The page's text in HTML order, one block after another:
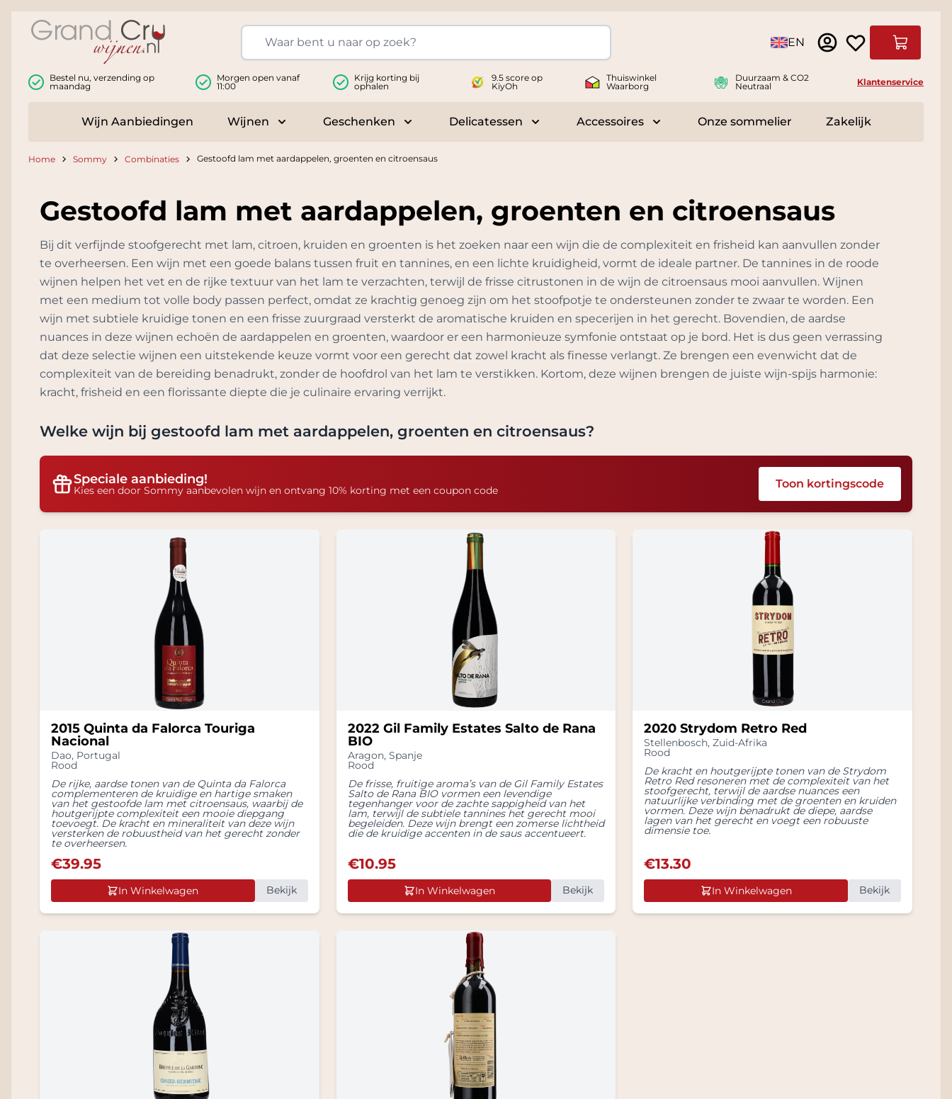
Taal EN
Bestel nu, verzending op
maandag
Morgen open vanaf
11:00
Krijg korting bij
ophalen
9.5 score op
KiyOh
Thuiswinkel
Waarborg
Duurzaam & CO2
Neutraal
Klantenservice
Wijn Aanbiedingen Wijnen
Toggle submenu for Wijnen
Geschenken
Toggle submenu for Geschenken
Delicatessen
Toggle submenu for Delicatessen
Accessoires
Toggle submenu for Accessoires
Onze sommelier Zakelijk
Home Sommy Combinaties Gestoofd lam met aardappelen, groenten en citroensaus
Gestoofd lam met aardappelen, groenten en citroensaus
Bij dit verfijnde stoofgerecht met lam, citroen, kruiden en groenten is het zoeken naar een wijn die de complexiteit en frisheid kan aanvullen zonder
te overheersen. Een wijn met een goede balans tussen fruit en tannines, en een lichte kruidigheid, vormt de ideale partner. De tannines in de roode
wijnen helpen het vet en de rijke textuur van het lam te verzachten, terwijl de frisse citrustonen in de wijn de citroensaus mooi aanvullen. Wijnen
met een medium tot volle body passen perfect, omdat ze krachtig genoeg zijn om het stoofpotje te ondersteunen zonder te zwaar te worden. Een
wijn met subtiele kruidige tonen en een frisse zuurgraad versterkt de aromatische kruiden en specerijen in het gerecht. Bovendien, de aardse
nuances in deze wijnen echoën de aardappelen en groenten, waardoor er een harmonieuze symfonie ontstaat op je bord. Het is dus geen verrassing
dat deze selectie wijnen een uitstekende keuze vormt voor een gerecht dat zowel kracht als finesse verlangt. Ze brengen een evenwicht dat de
complexiteit van de bereiding benadrukt, zonder de hoofdrol van het lam te verstikken. Kortom, deze wijnen brengen de juiste wijn-spijs harmonie:
kracht, frisheid en een florissante diepte die je culinaire ervaring verrijkt.
Welke wijn bij gestoofd lam met aardappelen, groenten en citroensaus?
Speciale aanbieding!
Kies een door Sommy aanbevolen wijn en ontvang 10% korting met een coupon code Toon kortingscode
2015 Quinta da Falorca Touriga
Nacional
Dao, Portugal
Rood
De rijke, aardse tonen van de Quinta da Falorca
complementeren de kruidige en hartige smaken
van het gestoofde lam met citroensaus, waarbij de
houtgerijpte complexiteit een mooie diepgang
toevoegt. De kracht en mineraliteit van deze wijn
versterken de robuustheid van het gerecht zonder
te overheersen.
€39.95
In Winkelwagen Bekijk
2022 Gil Family Estates Salto de Rana
BIO
Aragon, Spanje
Rood
De frisse, fruitige aroma’s van de Gil Family Estates
Salto de Rana BIO vormen een levendige
tegenhanger voor de zachte sappigheid van het
lam, terwijl de subtiele tannines het gerecht mooi
begeleiden. Deze wijn brengt een zomerse lichtheid
die de kruidige accenten in de saus accentueert.
€10.95
In Winkelwagen Bekijk
2020 Strydom Retro Red
Stellenbosch,Zuid-Afrika
Rood
De kracht en houtgerijpte tonen van de Strydom
Retro Red resoneren met de complexiteit van het
stoofgerecht, terwijl de aardse nuances een
natuurlijke verbinding met de groenten en kruiden
vormen. Deze wijn benadrukt de diepe, aardse
lagen van het gerecht en voegt een robuuste
dimensie toe.
€13.30
In Winkelwagen Bekijk